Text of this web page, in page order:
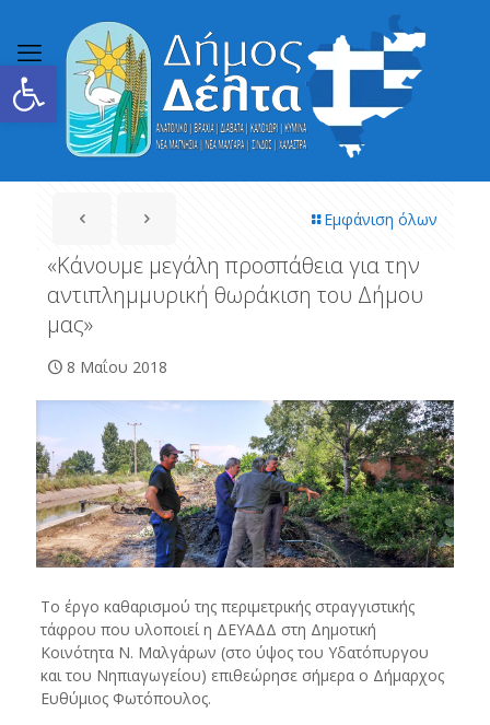
Ανοίξτε τη γραμμή εργαλείων
Εμφάνιση όλων
«Κάνουμε μεγάλη προσπάθεια για την
αντιπλημμυρική θωράκιση του Δήμου
μας»
8 Μαΐου 2018
Το έργο καθαρισμού της περιμετρικής στραγγιστικής
τάφρου που υλοποιεί η ΔΕΥΑΔΔ στη Δημοτική
Κοινότητα Ν. Μαλγάρων (στο ύψος του Υδατόπυργου
και του Νηπιαγωγείου) επιθεώρησε σήμερα ο Δήμαρχος
Ευθύμιος Φωτόπουλος.